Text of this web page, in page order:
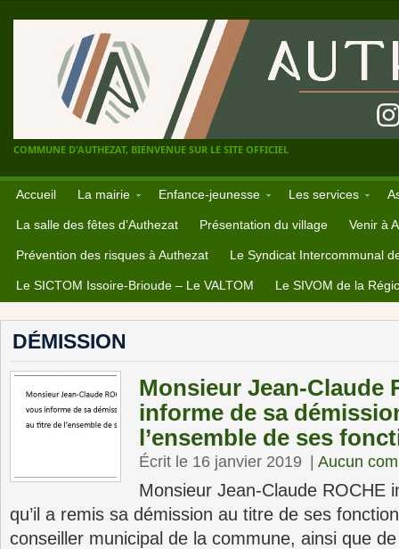
COMMUNE D'AUTHEZAT, BIENVENUE SUR LE SITE OFFICIEL
Accueil La mairie Enfance-jeunesse Les services
La salle des fêtes d’Authezat Présentation du village Venir à
Prévention des risques à Authezat Le Syndicat Intercommunal
Le SICTOM Issoire-Brioude – Le VALTOM Le SIVOM de la
DÉMISSION
Monsieur Jean-Claude
informe de sa
l’ensemble de ses
Écrit le 16 janvier 2019 Aucun
Monsieur Jean-Claude ROCHE
qu’il a remis sa démission au titre de ses
conseiller municipal de la commune, ainsi que